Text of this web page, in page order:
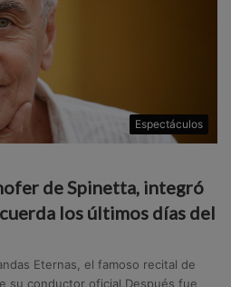
Espectáculos
de Spinetta, integró
los últimos días del
Eternas, el famoso recital de
su conductor oficial.Después fue